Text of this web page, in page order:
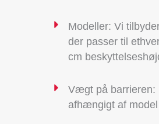
Modeller: Vi
der passer til
cm
Vægt på barrieren:
afhængigt af